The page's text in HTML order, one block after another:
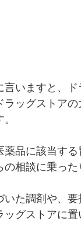
いますと、
ッグストア
品に該当す
相談に乗った
た調剤や、
グストアに